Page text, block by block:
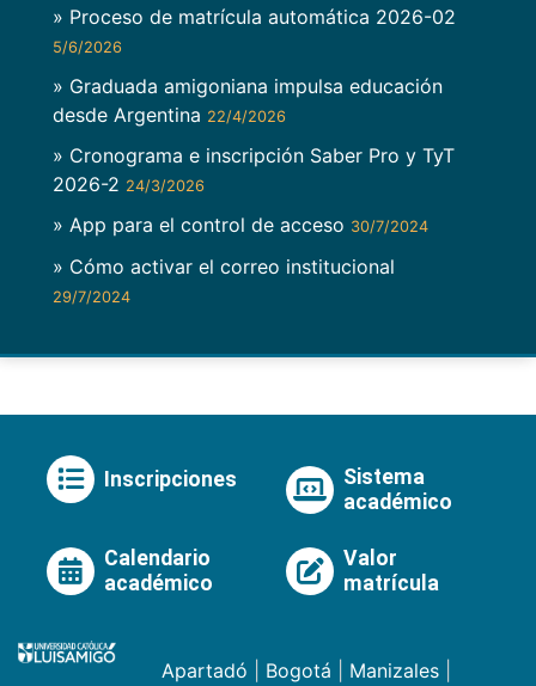
» Proceso de matrícula automática 2026-02
5/6/2026
» Graduada amigoniana impulsa educación
desde Argentina 22/4/2026
» Cronograma e inscripción Saber Pro y TyT
2026-2 24/3/2026
» App para el control de acceso 30/7/2024
» Cómo activar el correo institucional
29/7/2024
Inscripciones
Sistema
académico
Calendario
académico
Valor
matrícula
Apartadó Bogotá Manizales